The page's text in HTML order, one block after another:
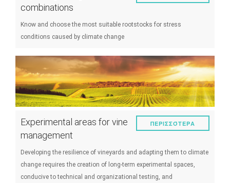
combinations
Know and choose the most suitable rootstocks for stress
conditions caused by climate change
Experimental areas for vine
management
Developing the resilience of vineyards and adapting them to climate
change requires the creation of long-term experimental spaces,
conducive to technical and organizational testing, and
ΠΕΡΙΣΣΌΤΕΡΑ